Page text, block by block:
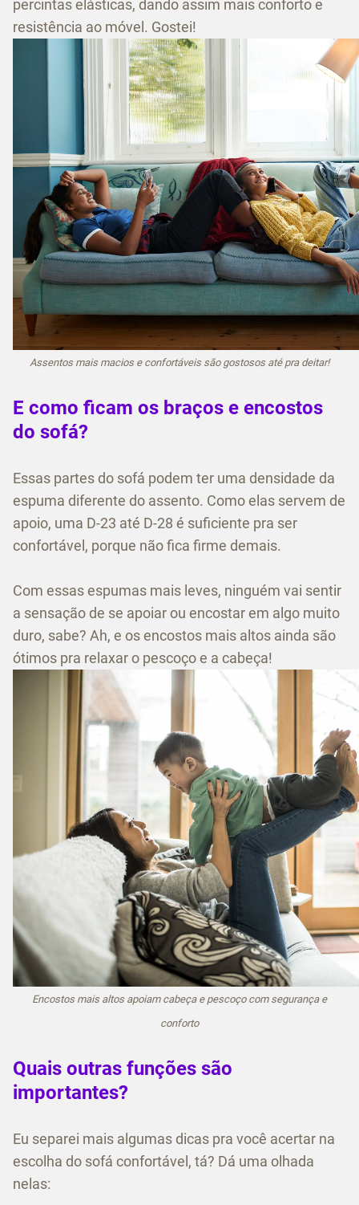
percintas elásticas, dando assim mais conforto e
resistência ao móvel. Gostei!
Assentos mais macios e confortáveis são gostosos até pra deitar!
E como ficam os braços e encostos
do sofá?
Essas partes do sofá podem ter uma densidade da
espuma diferente do assento. Como elas servem de
apoio, uma D-23 até D-28 é suficiente pra ser
confortável, porque não fica firme demais.
Com essas espumas mais leves, ninguém vai sentir
a sensação de se apoiar ou encostar em algo muito
duro, sabe? Ah, e os encostos mais altos ainda são
ótimos pra relaxar o pescoço e a cabeça!
Encostos mais altos apoiam cabeça e pescoço com segurança e
conforto
Quais outras funções são
importantes?
Eu separei mais algumas dicas pra você acertar na
escolha do sofá confortável, tá? Dá uma olhada
nelas: